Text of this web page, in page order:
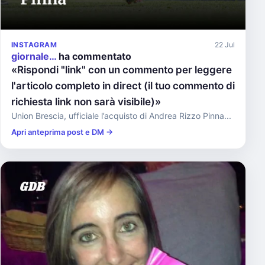
INSTAGRAM 22 Jul
giornale… ha commentato
«Rispondi "link" con un commento per leggere
l'articolo completo in direct (il tuo commento di
richiesta link non sarà visibile)»
Union Brescia, ufficiale l’acquisto di Andrea Rizzo Pinna...
Apri anteprima post e DM →